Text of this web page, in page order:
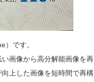
）です。
画像から高分解能画像を再
上した画像を短時間で再構